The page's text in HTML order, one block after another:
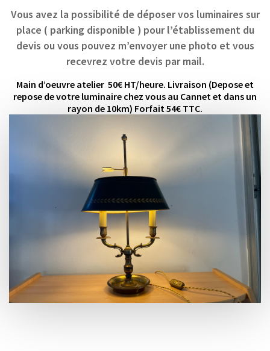
Vous avez la possibilité de déposer vos luminaires sur
place ( parking disponible ) pour l’établissement du
devis ou vous pouvez m’envoyer une photo et vous
recevrez votre devis par mail.
Main d’oeuvre atelier 50€ HT/heure. Livraison (Depose et
repose de votre luminaire chez vous au Cannet et dans un
rayon de 10km) Forfait 54€ TTC.